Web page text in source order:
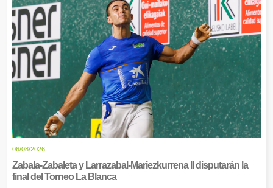
06/08/2026
Zabala-Zabaleta y Larrazabal-Mariezkurrena II disputarán la
final del Torneo La Blanca